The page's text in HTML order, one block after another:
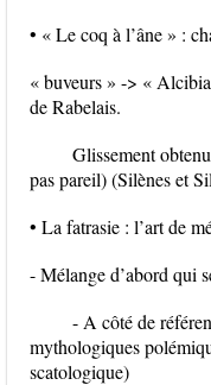
• « Le coq à l’âne » :
« buveurs » -> «
de Rabelais.
Glissement
pas pareil) (Silènes et
• La fatrasie : l’art de
- Mélange d’abord qui
- A côté de
mythologiques
scatologique)